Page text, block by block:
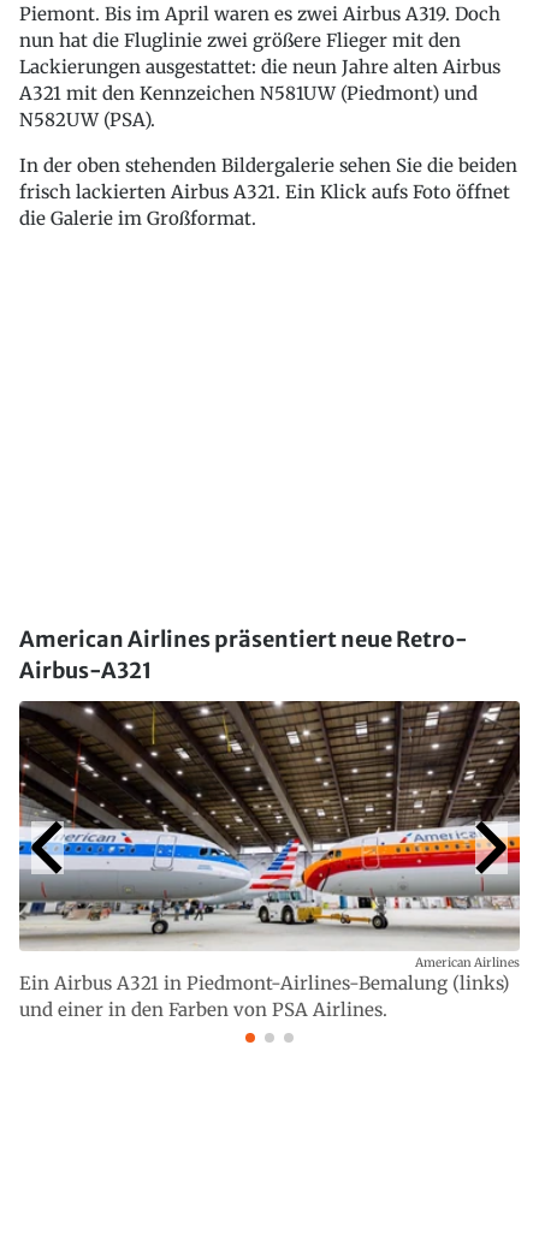
Piemont. Bis im April waren es zwei Airbus A319. Doch
nun hat die Fluglinie zwei größere Flieger mit den
Lackierungen ausgestattet: die neun Jahre alten Airbus
A321 mit den Kennzeichen N581UW (Piedmont) und
N582UW (PSA).
In der oben stehenden Bildergalerie sehen Sie die beiden
frisch lackierten Airbus A321. Ein Klick aufs Foto öffnet
die Galerie im Großformat.
American Airlines präsentiert neue Retro-
Airbus-A321
Ein Airbus A321 in Piedmont-Airlines-Bemalung (links)
und einer in den Farben von PSA Airlines.
American Airlines